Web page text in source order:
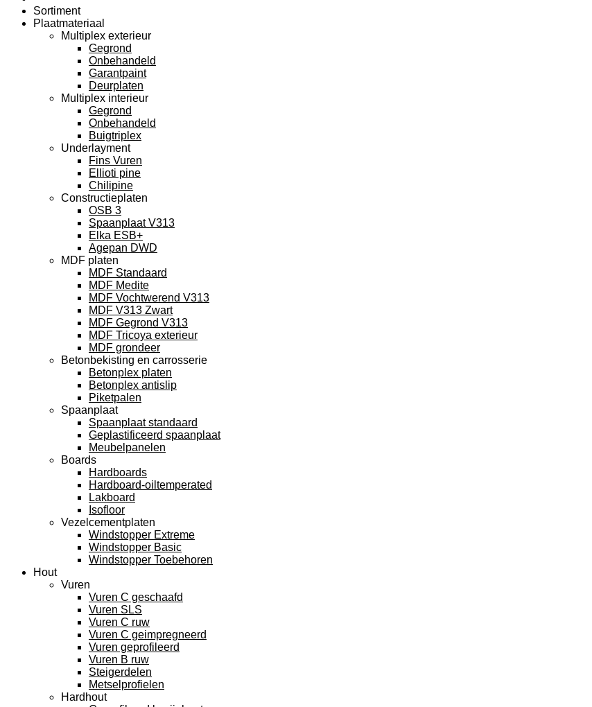
Sortiment
Plaatmateriaal
Multiplex exterieur
Gegrond
Onbehandeld
Garantpaint
Deurplaten
Multiplex interieur
Gegrond
Onbehandeld
Buigtriplex
Underlayment
Fins Vuren
Ellioti pine
Chilipine
Constructieplaten
OSB 3
Spaanplaat V313
Elka ESB+
Agepan DWD
MDF platen
MDF Standaard
MDF Medite
MDF Vochtwerend V313
MDF V313 Zwart
MDF Gegrond V313
MDF Tricoya exterieur
MDF grondeer
Betonbekisting en carrosserie
Betonplex platen
Betonplex antislip
Piketpalen
Spaanplaat
Spaanplaat standaard
Geplastificeerd spaanplaat
Meubelpanelen
Boards
Hardboards
Hardboard-oiltemperated
Lakboard
Isofloor
Vezelcementplaten
Windstopper Extreme
Windstopper Basic
Windstopper Toebehoren
Hout
Vuren
Vuren C geschaafd
Vuren SLS
Vuren C ruw
Vuren C geimpregneerd
Vuren geprofileerd
Vuren B ruw
Steigerdelen
Metselprofielen
Hardhout